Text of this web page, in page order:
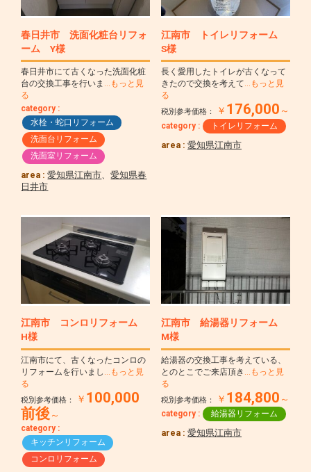
春日井市 洗面化粧台リフォ
ーム Y様
春日井市にて古くなった洗面化粧
台の交換工事を行いま …もっと見
る
category :
水栓・蛇口リフォーム
洗面台リフォーム
洗面室リフォーム
area :愛知県江南市、愛知県春
日井市
江南市 トイレリフォーム
S様
長く愛用したトイレが古くなって
きたので交換を考えて…もっと見
る
税別参考価格： ￥ 176,000 ～
category : トイレリフォーム
area :愛知県江南市
江南市 コンロリフォーム
H様
江南市にて、古くなったコンロの
リフォームを行いまし
…もっと見
る
税別参考価格： ￥ 100,000
前後～
category :
キッチンリフォーム
コンロリフォーム
江南市 給湯器リフォーム
M様
給湯器の交換工事を考えている、
とのとこでご来店頂き
…もっと見
る
税別参考価格： ￥ 184,800 ～
category : 給湯器リフォーム
area :愛知県江南市